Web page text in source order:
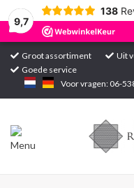
9,7
138
Groot assortiment Uit
Goede service
Voor vragen: 06-
Home